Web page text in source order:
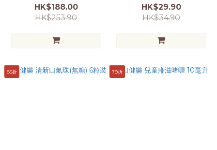
HK$188.00
HK$253.90
HK$29.90
HK$34.90
85折 79折